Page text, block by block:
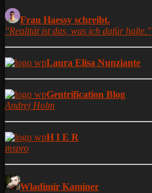
Frau Haessy schreibt.
"Realität ist das, was ich dafür halte."
Laura Elisa Nunziante
Gentrification Blog
Andrej Holm
H I E R
mspro
Wladimir Kaminer